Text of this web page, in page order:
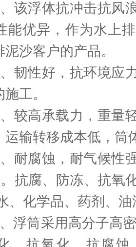
浮体抗冲击抗风浪
能优异，作为水上
沙客户的产品。
性好，抗环境应力
工。
高承载力，重量轻
运输转移成本低，筒
腐蚀，耐气候性强
抗腐、防冻、抗氧
、化学品、药剂、
筒采用高分子高密